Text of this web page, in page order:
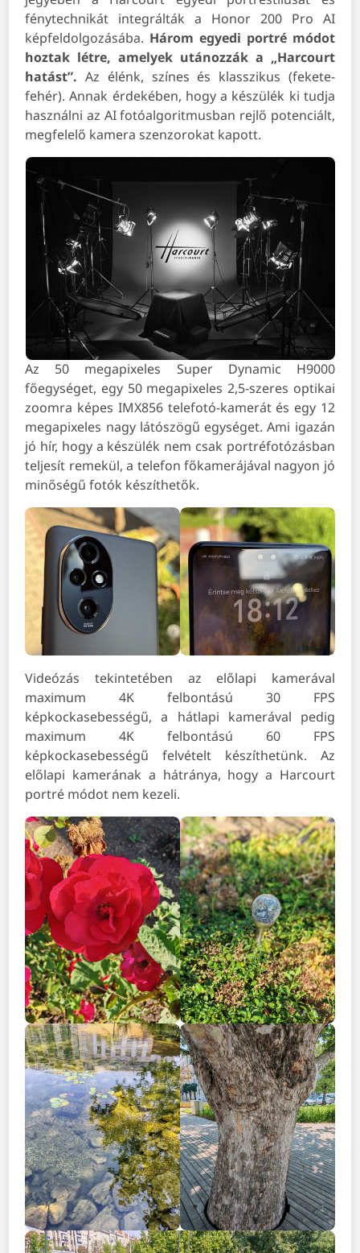
fénytechnikát integrálták a Honor 200 Pro AI
képfeldolgozásába. Három egyedi portré módot
hoztak létre, amelyek utánozzák a „Harcourt
hatást”. Az élénk, színes és klasszikus (fekete-
fehér). Annak érdekében, hogy a készülék ki tudja
használni az AI fotóalgoritmusban rejlő potenciált,
megfelelő kamera szenzorokat kapott.
Az 50 megapixeles Super Dynamic H9000
főegységet, egy 50 megapixeles 2,5-szeres optikai
zoomra képes IMX856 telefotó-kamerát és egy 12
megapixeles nagy látószögű egységet. Ami igazán
jó hír, hogy a készülék nem csak portréfotózásban
teljesít remekül, a telefon főkamerájával nagyon jó
minőségű fotók készíthetők.
Videózás tekintetében az előlapi kamerával
maximum 4K felbontású 30 FPS
képkockasebességű, a hátlapi kamerával pedig
maximum 4K felbontású 60 FPS
képkockasebességű felvételt készíthetünk. Az
előlapi kamerának a hátránya, hogy a Harcourt
portré módot nem kezeli.